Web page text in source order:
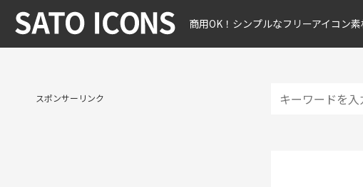
商用OK！シンプルなフリーアイコン
スポンサーリンク